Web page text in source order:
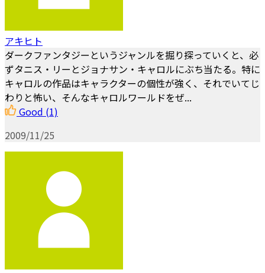
アキヒト
ダークファンタジーというジャンルを掘り探っていくと、必
ずタニス・リーとジョナサン・キャロルにぶち当たる。特に
キャロルの作品はキャラクターの個性が強く、それでいてじ
わりと怖い、そんなキャロルワールドをぜ...
Good (1)
2009/11/25